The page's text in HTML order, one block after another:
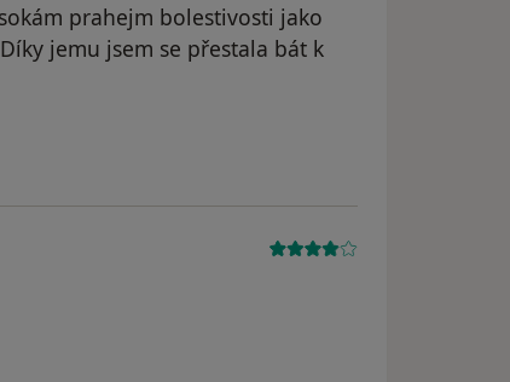
prahejm bolestivosti jako
jemu jsem se přestala bát k